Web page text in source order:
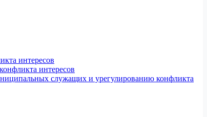
интересов
интересов
служащих и урегулированию конфликта